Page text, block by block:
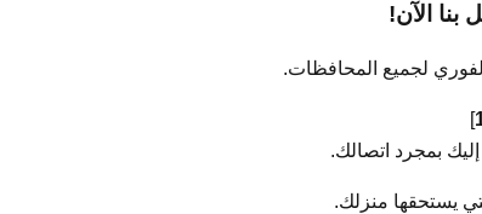
الآن!
لجميع المحافظات.
]
بمجرد اتصالك.
يستحقها منزلك.